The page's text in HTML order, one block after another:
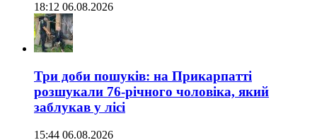
18:12 06.08.2026
Три доби пошуків: на Прикарпатті
розшукали 76-річного чоловіка, який
заблукав у лісі
15:44 06.08.2026